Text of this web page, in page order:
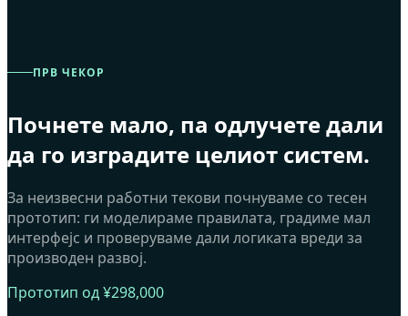
ПРВ ЧЕКОР
Почнете мало, па одлучете дали
да го изградите целиот систем.
За неизвесни работни текови почнуваме со тесен
прототип: ги моделираме правилата, градиме мал
интерфејс и проверуваме дали логиката вреди за
производен развој.
Прототип од ¥298,000